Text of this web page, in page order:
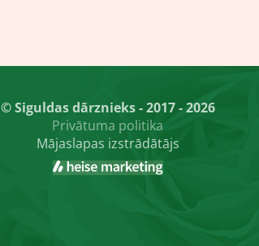
© Siguldas dārznieks - 2017 - 2026
Privātuma politika
Mājaslapas izstrādātājs